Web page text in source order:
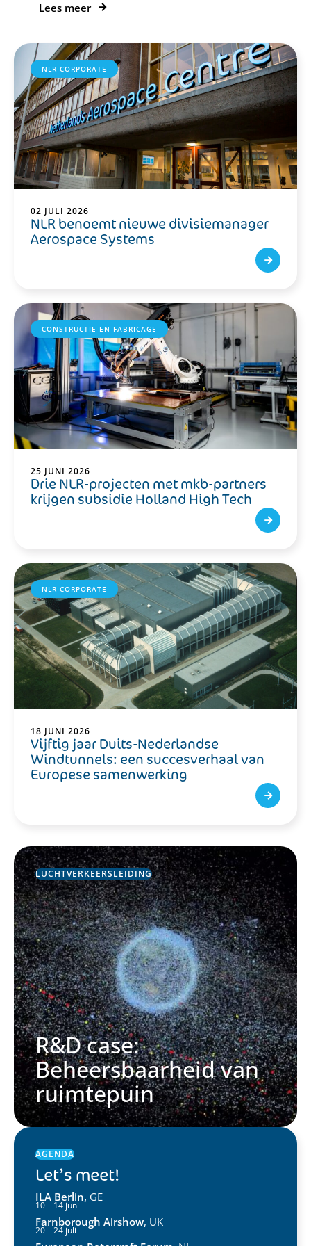
Lees meer
NLR CORPORATE
02 JULI 2026
NLR benoemt nieuwe divisiemanager
Aerospace Systems
CONSTRUCTIE EN FABRICAGE
25 JUNI 2026
Drie NLR-projecten met mkb-partners
krijgen subsidie Holland High Tech
NLR CORPORATE
18 JUNI 2026
Vijftig jaar Duits-Nederlandse
Windtunnels: een succesverhaal van
Europese samenwerking
LUCHTVERKEERSLEIDING
R&D case:
Beheersbaarheid van
ruimtepuin
AGENDA
Let’s meet!
ILA Berlin, GE
10 – 14 juni
Farnborough Airshow, UK
20 – 24 juli